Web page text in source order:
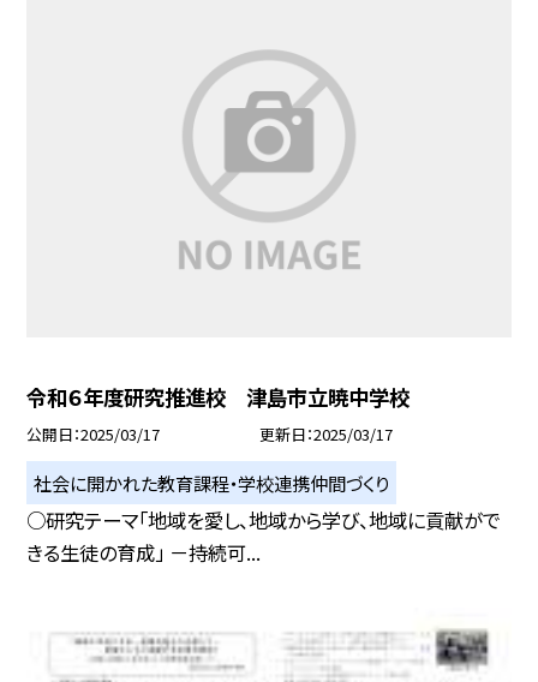
令和６年度研究推進校 津島市立暁中学校
公開日 2025/03/17 更新日 2025/03/17
社会に開かれた教育課程・学校連携仲間づくり
○研究テーマ「地域を愛し、地域から学び、地域に貢献がで
きる生徒の育成」 －持続可...